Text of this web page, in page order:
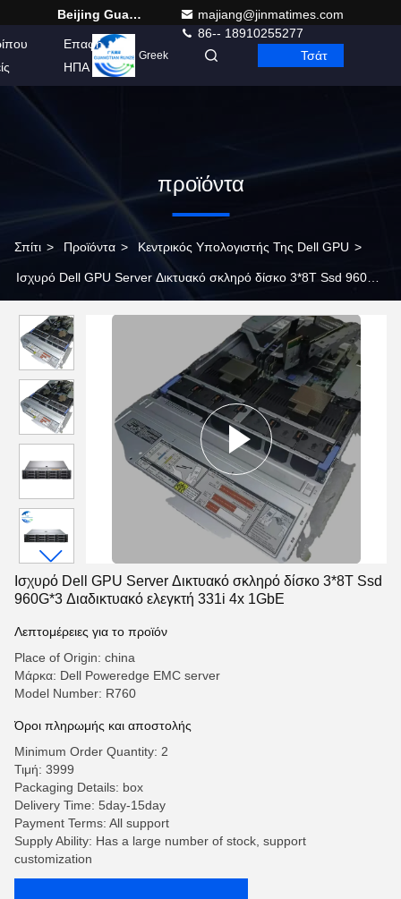
Beijing Guangtian Runze Technology Co., Ltd.
majiang@jinmatimes.com
86-- 18910255277
Επαφή
ΗΠΑ
Greek Τσάτ
προϊόντα
Σπίτι > Προϊόντα > Κεντρικός Υπολογιστής Της Dell GPU >
Ισχυρό Dell GPU Server Δικτυακό σκληρό δίσκο 3*8T Ssd 960G*3
Ισχυρό Dell GPU Server Δικτυακό σκληρό δίσκο 3*8T Ssd
960G*3 Διαδικτυακό ελεγκτή 331i 4x 1GbE
Λεπτομέρειες για το προϊόν
Place of Origin: china
Μάρκα: Dell Poweredge EMC server
Model Number: R760
Όροι πληρωμής και αποστολής
Minimum Order Quantity: 2
Τιμή: 3999
Packaging Details: box
Delivery Time: 5day-15day
Payment Terms: All support
Supply Ability: Has a large number of stock, support
customization